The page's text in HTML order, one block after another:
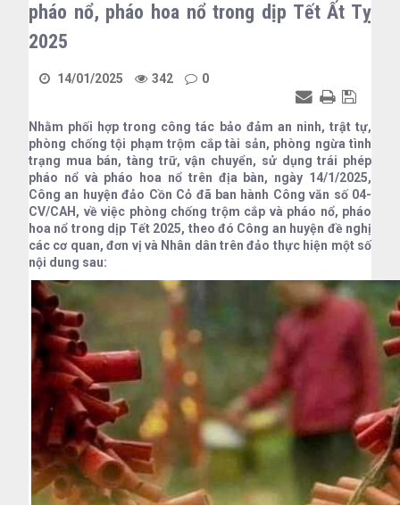
pháo nổ, pháo hoa nổ trong dịp Tết Ất Tỵ
2025
14/01/2025 342 0
Nhằm phối hợp trong công tác bảo đảm an ninh, trật tự,
phòng chống tội phạm trộm cắp tài sản, phòng ngừa tình
trạng mua bán, tàng trữ, vận chuyển, sử dụng trái phép
pháo nổ và pháo hoa nổ trên địa bàn, ngày 14/1/2025,
Công an huyện đảo Cồn Cỏ đã ban hành Công văn số 04-
CV/CAH, về việc phòng chống trộm cắp và pháo nổ, pháo
hoa nổ trong dịp Tết 2025, theo đó Công an huyện đề nghị
các cơ quan, đơn vị và Nhân dân trên đảo thực hiện một số
nội dung sau: